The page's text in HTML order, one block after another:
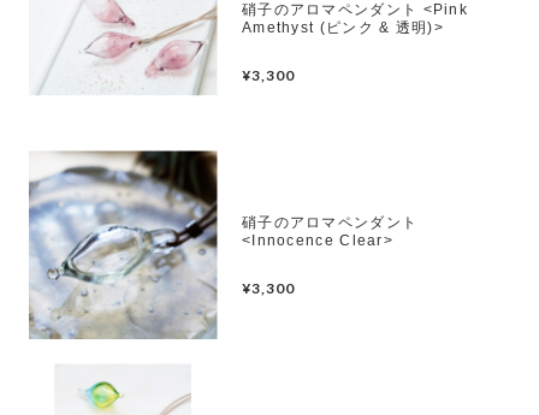
硝子のアロマペンダント <Pink
Amethyst (ピンク & 透明)>
¥3,300
硝子のアロマペンダント
<Innocence Clear>
¥3,300